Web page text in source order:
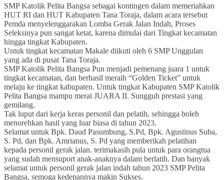
SMP Katolik Pelita Bangsa sebagai kontingen dalam memeriahkan
HUT RI dan HUT Kabupaten Tana Toraja, dalam acara tersebut
Pemda menyelenggarakan Lomba Gerak Jalan Indah, Proses
Seleksinya pun sangat ketat, karena dimulai dari Tingkat kecamatan
hingga tingkat Kabupaten.
Untuk tingkat kecamatan Makale diikuti oleh 6 SMP Unggulan
yang ada di pusat Tana Toraja.
SMP Katolik Pelita Bangsa Pun menjadi pemenang juara 1 untuk
tingkat kecamatan, dan berhasil meraih “Golden Ticket” untuk
melaju ke tingkat kabupaten. Untuk tingkat Kabupaten SMP Katolik
Pelita Bangsa mampu merai JUARA II. Sungguh prestasi yang
gemilang.
Tak luput dari kerja keras personil dan pelatih, sehingga boleh
menorehkan hasil yang luar biasa di tahun 2023.
Selamat untuk Bpk. Daud Pasumbung, S.Pd, Bpk. Agustinus Suba,
S. Pd, dan Bpk. Amrianus, S. Pd yang memberikah pelatihan
kepada personil gerak jalan. terimakasih pula untuk para orangtua
yang sudah mensuport anak-anaknya dalam berlatih. Dan banyak
selamat untuk personil gerak jalan indah tahun 2023 SMP Pelita
Bangsa, semoga kedepannya makin Sukses.